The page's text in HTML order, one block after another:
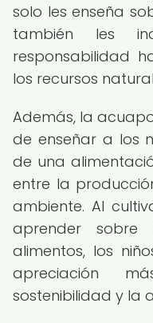
solo les enseña
también les
responsabilidad
los recursos
Además, la
de enseñar a los
de una
entre la
ambiente. Al
aprender
alimentos, los
apreciación
sostenibilidad y la